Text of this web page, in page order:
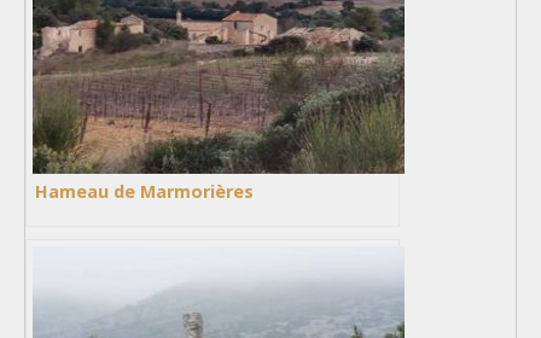
Hameau de Marmorières